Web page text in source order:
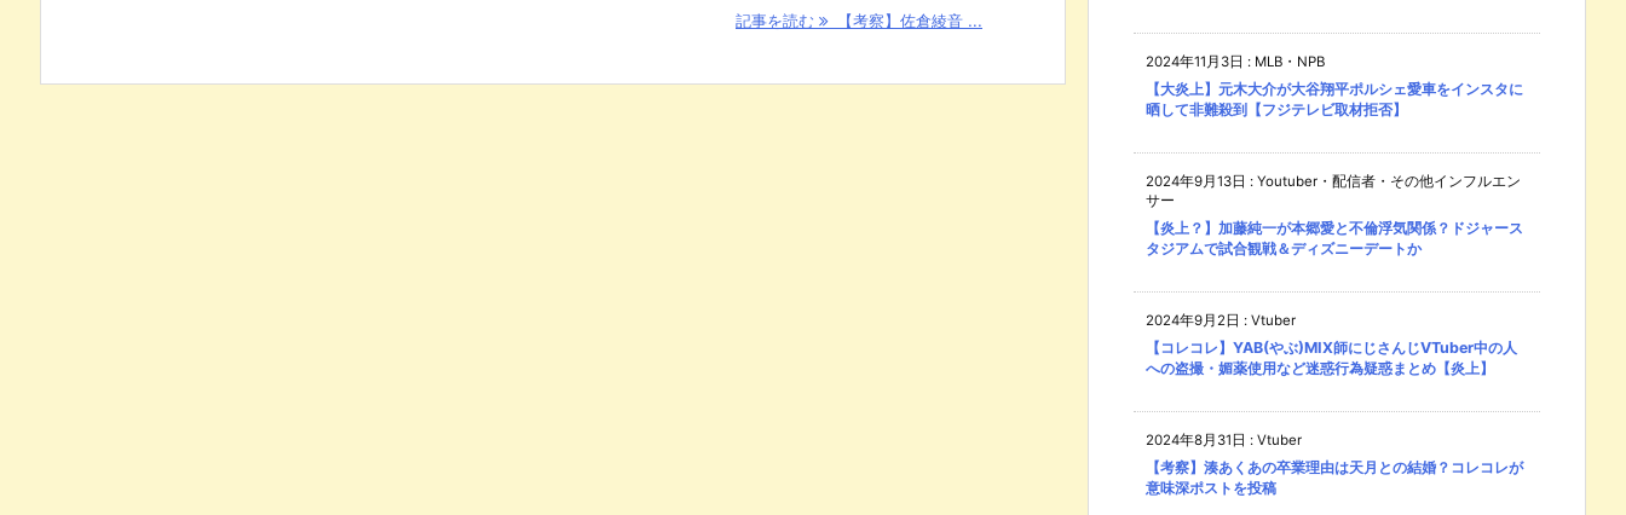
記事を読む 【考察】佐倉綾音 ...
2024年11月3日 : MLB・NPB
【大炎上】元木大介が大谷翔平ポルシェ愛車をインスタに
晒して非難殺到【フジテレビ取材拒否】
2024年9月13日 : Youtuber・配信者・その他インフルエン
サー
【炎上？】加藤純一が本郷愛と不倫浮気関係？ドジャース
タジアムで試合観戦＆ディズニーデートか
2024年9月2日 : Vtuber
【コレコレ】YAB(やぶ)MIX師にじさんじVTuber中の人
への盗撮・媚薬使用など迷惑行為疑惑まとめ【炎上】
2024年8月31日 : Vtuber
【考察】湊あくあの卒業理由は天月との結婚？コレコレが
意味深ポストを投稿